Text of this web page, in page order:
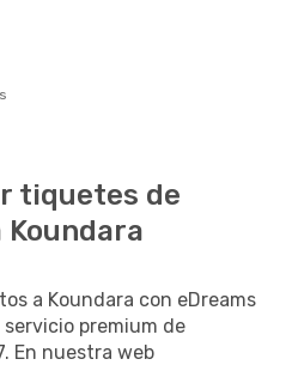
tiquetes de
a Koundara con eDreams
premium de
En nuestra web